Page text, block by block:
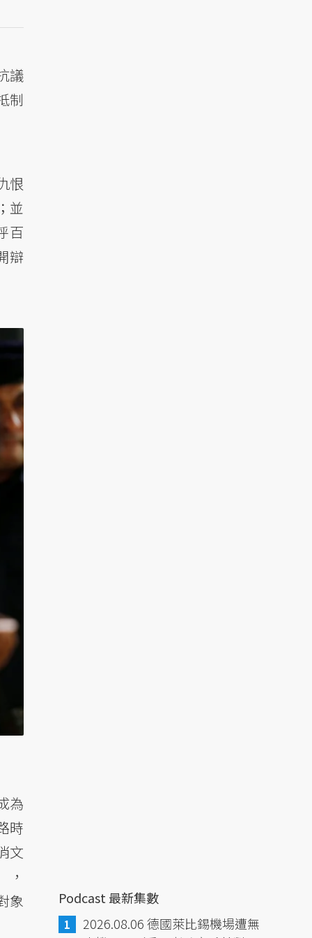
議
制
恨
並
百
辯
為
時
文
，
象
Podcast 最新集數
2026.08.06 德國萊比錫機場遭無